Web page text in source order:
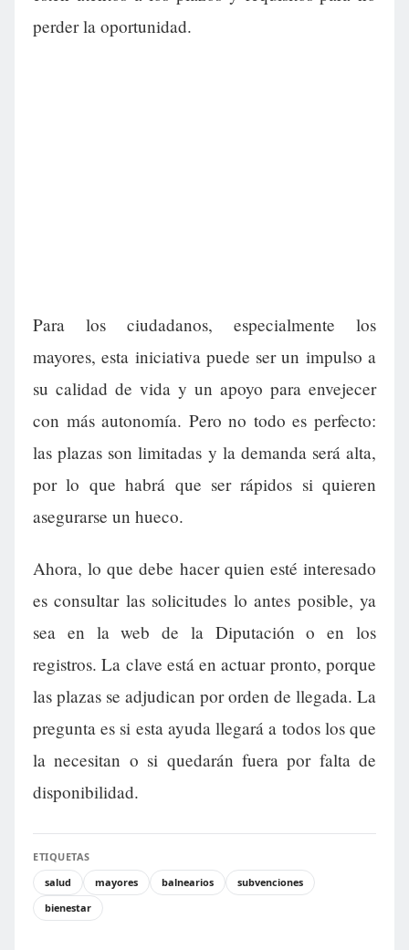
perder la oportunidad.
Para los ciudadanos, especialmente los
mayores, esta iniciativa puede ser un impulso a
su calidad de vida y un apoyo para envejecer
con más autonomía. Pero no todo es perfecto:
las plazas son limitadas y la demanda será alta,
por lo que habrá que ser rápidos si quieren
asegurarse un hueco.
Ahora, lo que debe hacer quien esté interesado
es consultar las solicitudes lo antes posible, ya
sea en la web de la Diputación o en los
registros. La clave está en actuar pronto, porque
las plazas se adjudican por orden de llegada. La
pregunta es si esta ayuda llegará a todos los que
la necesitan o si quedarán fuera por falta de
disponibilidad.
ETIQUETAS
salud
mayores balnearios
subvenciones
bienestar